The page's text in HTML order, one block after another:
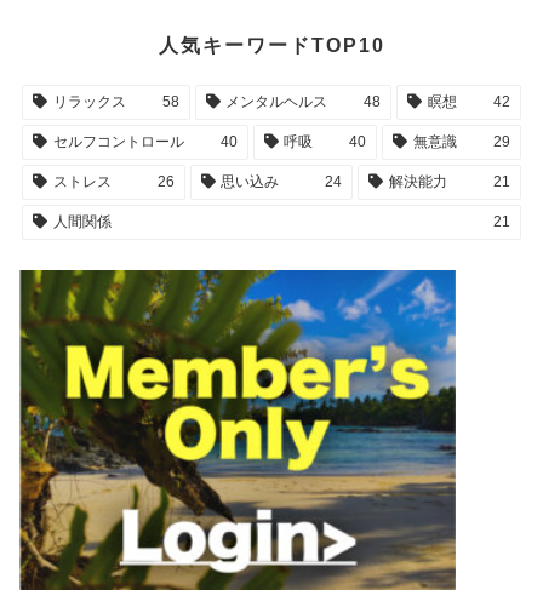
人気キーワードTOP10
リラックス 58 メンタルヘルス 48 瞑想 42
セルフコントロール 40 呼吸 40 無意識 29
ストレス 26 思い込み 24 解決能力 21
人間関係 21